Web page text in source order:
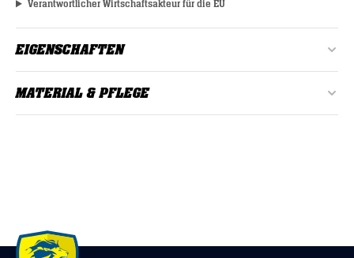
Verantwortlicher Wirtschaftsakteur für die EU
EIGENSCHAFTEN
Farbe: Blau, Dunkelblau, Gelb
MATERIAL & PFLEGE